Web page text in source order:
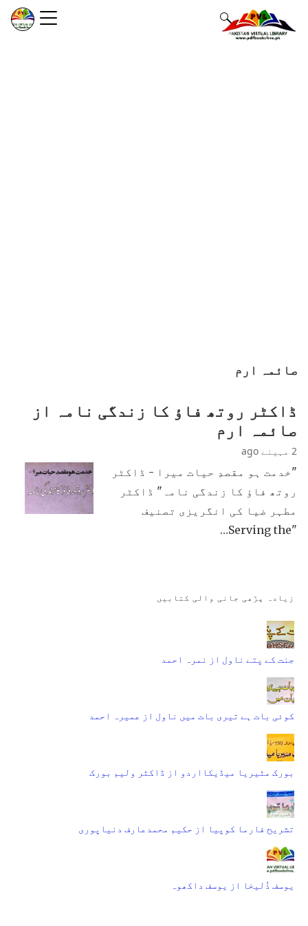
صائمہ ارم
ڈاکٹر روتھ فاؤ کا زندگی نامہ از
صائمہ ارم
2 مہینے ago
"خدمت ہو مقصدِ حیات میرا - ڈاکٹر
روتھ فاؤ کا زندگی نامہ" ڈاکٹر
مطہر ضیا کی انگریزی تصنیف
"Serving the…
زیادہ پڑھی جانی والی کتابیں
جنت کے پتے ناول از نمرہ احمد
کوئی بات ہے تیری بات میں ناول از عمیرہ احمد
بورک مٹیریا میڈیکااردو از ڈاکٹر ولیم بورک
تشریح فارما کوپیا از حکیم محمدعارف دنیاپوری
یوسف ذُلیخا از یوسف داکھوہ